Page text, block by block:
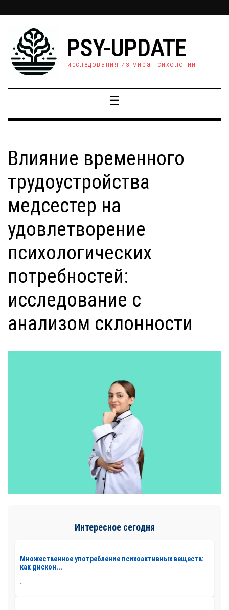
PSY-UPDATE
исследования из мира психологии
☰
Влияние временного
трудоустройства
медсестер на
удовлетворение
психологических
потребностей:
исследование с
анализом склонности
Интересное сегодня
Множественное употребление психоактивных веществ:
как дискон...